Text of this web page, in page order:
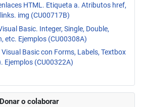
HTML. Etiqueta a. Atributos href,
img (CU00717B)
Basic. Integer, Single, Double,
etc. Ejemplos (CU00308A)
Basic con Forms, Labels, Textbox
Ejemplos (CU00322A)
Donar o colaborar